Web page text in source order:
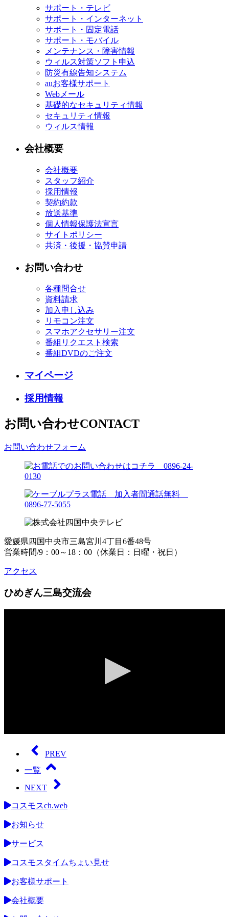
サポート・テレビ
サポート・インターネット
サポート・固定電話
サポート・モバイル
メンテナンス・障害情報
ウィルス対策ソフト申込
防災有線告知システム
auお客様サポート
Webメール
基礎的なセキュリティ情報
セキュリティ情報
ウィルス情報
会社概要
会社概要
スタッフ紹介
採用情報
契約約款
放送基準
個人情報保護法宣言
サイトポリシー
共済・後援・協賛申請
お問い合わせ
各種問合せ
資料請求
加入申し込み
リモコン注文
スマホアクセサリー注文
番組リクエスト検索
番組DVDのご注文
マイページ
採用情報
お問い合わせCONTACT
お問い合わせフォーム
愛媛県四国中央市三島宮川4丁目6番48号
営業時間/9：00～18：00（休業日：日曜・祝日）
アクセス
ひめぎん三島交流会
seconds
seconds
PREV
一覧
NEXT
コスモスch.web
お知らせ
サービス
コスモスタイムちょい見せ
お客様サポート
会社概要